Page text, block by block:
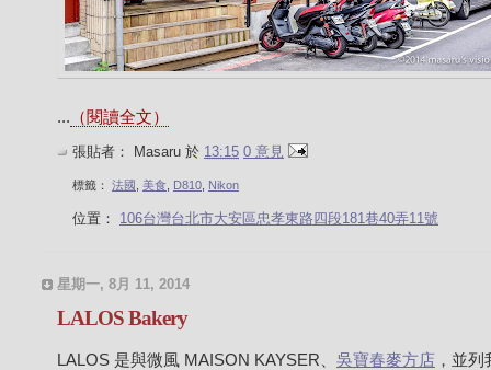
... （閱讀全文）
張貼者： Masaru 於 13:15 0 意見
標籤： 法國 美食 D810 Nikon
位置： 106台灣台北市大安區忠孝東路四段181巷40弄11號
星期一, 8月 11, 2014
LALOS Bakery
LALOS 是與微風 MAISON KAYSER、 吳寶春麥方店 ，並